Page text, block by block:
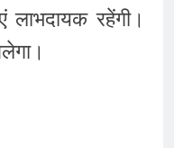
लाभदायक रहेंगी।